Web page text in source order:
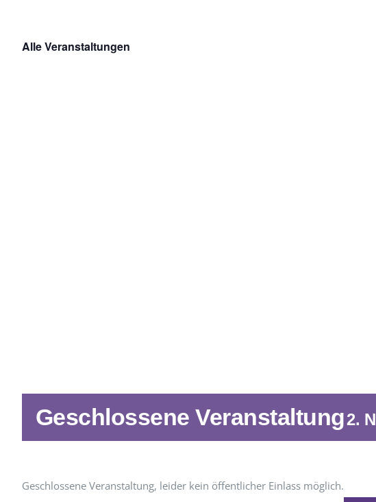
Alle Veranstaltungen
Geschlossene Veranstaltung2.
Geschlossene Veranstaltung, leider kein öffentlicher Einlass möglich.